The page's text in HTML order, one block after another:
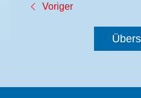
Voriger